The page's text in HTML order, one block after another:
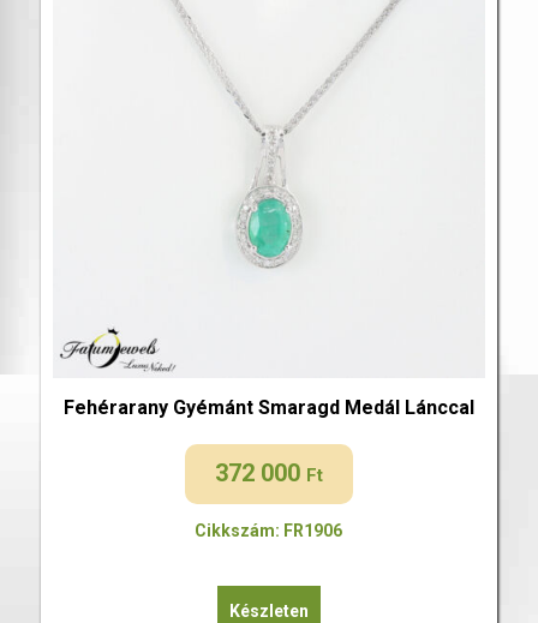
Fehérarany Gyémánt Smaragd Medál Lánccal
372 000 Ft
Cikkszám: FR1906
Készleten